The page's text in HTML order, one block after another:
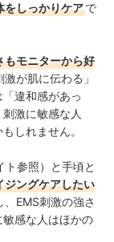
をしっかりケアで
もモニターから好
が肌に伝わる」
違和感があっ
激に敏感な人
しれません。
参照）と手頃と
ジングケアしたい
、EMS刺激の強さ
感な人はほかの